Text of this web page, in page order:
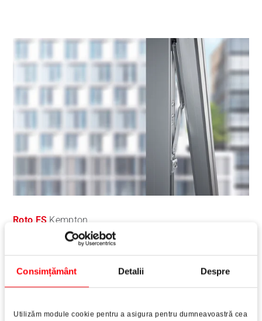
Consimțământ Detalii Despre
Utilizăm module cookie pentru a asigura pentru dumneavoastră cea
Roto FS Kempton
Foarfeci de fricțiune din oțel inoxidabil pentru ferestre
cu deschidere către exterior